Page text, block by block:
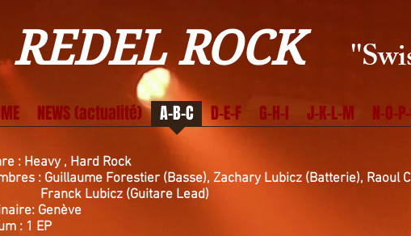
ROCK
: Heavy , Hard Rock
: Guillaume Forestier (Basse), Zachary Lubicz (Batterie), Raoul
Lubicz (Guitare Lead)
Genève
: 1 EP
NEWS (actualité) A-B-C D-E-F G-H-I J-K-L-M N-O-